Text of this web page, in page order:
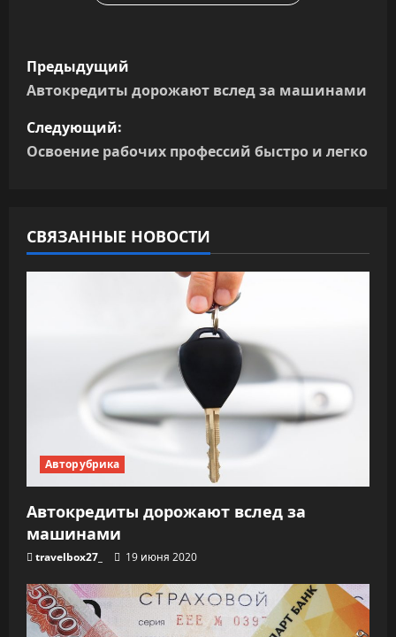
Н
а
в
и
а
ц
з
а
п
и
с
Предыдущий
Автокредиты дорожают вслед за машинами
Следующий:
Освоение рабочих профессий быстро и легко
СВЯЗАННЫЕ НОВОСТИ
Авторубрика
Автокредиты дорожают вслед за
машинами
travelbox27_ 19 июня 2020